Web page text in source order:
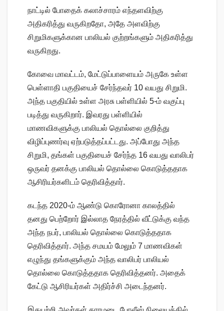
நாட்டில் போதைக் கலாச்சாரம் எந்தளவிற்கு
அதிகரித்து வருகிறதோ, அதே அளவிற்கு
சிறுமிகளுக்கான பாலியல் குற்றங்களும் அதிகரித்து
வருகிறது.
கோவை மாவட்டம், மேட்டுப்பாளையம் அருகே உள்ள
பெள்ளாதி பகுதியைச் சேர்ந்தவர் 10 வயது சிறுமி.
அந்த பகுதியில் உள்ள அரசு பள்ளியில் 5-ம் வகுப்பு
படித்து வருகிறார். இவரது பள்ளியில்
மாணவிகளுக்கு பாலியல் தொல்லை குறித்து
விழிப்புணர்வு ஏற்படுத்தப்பட்டது. அப்போது அந்த
சிறுமி, தங்கள் பகுதியைச் சேர்ந்த 16 வயது வாலிபர்
ஒருவர் தனக்கு பாலியல் தொல்லை கொடுத்ததாக
ஆசிரியர்களிடம் தெரிவித்தார்.
கடந்த 2020-ம் ஆண்டு கொரோனா காலத்தில்
தனது பெற்றோர் இல்லாத நேரத்தில் வீட்டுக்கு வந்த
அந்த நபர், பாலியல் தொல்லை கொடுத்ததாக
தெரிவித்தார். அந்த சமயம் மேலும் 7 மாணவிகள்
எழுந்து தங்களுக்கும் அந்த வாலிபர் பாலியல்
தொல்லை கொடுத்ததாக தெரிவித்தனர். அதைக்
கேட்டு ஆசிரியர்கள் அதிர்ச்சி அடைந்தனர்.